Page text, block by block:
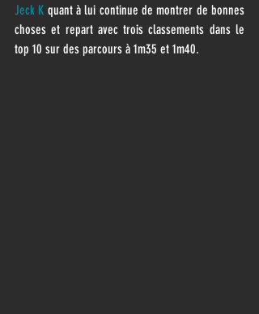
Jeck K quant à lui continue de montrer de bonnes
choses et repart avec trois classements dans le
top 10 sur des parcours à 1m35 et 1m40.